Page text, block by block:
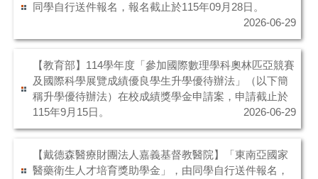
同學自行送件報名，報名截止於115年09月28日。
2026-06-29
【教育部】114學年度「參加國際數理學科奧林匹亞競賽
及國際科學展覽成績優良學生升學優待辦法」（以下簡
稱升學優待辦法）在校成績獎學金申請案，申請截止於
115年9月15日。
2026-06-29
【戴德森醫療財團法人嘉義基督教醫院】「東南亞國家
醫藥衛生人才培育獎助學金」，由同學自行送件報名，